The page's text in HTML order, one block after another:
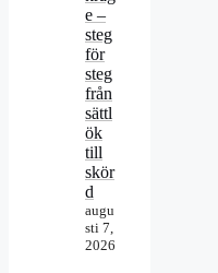
e –
steg
för
steg
från
sättl
ök
till
skör
d
augu
sti 7,
2026